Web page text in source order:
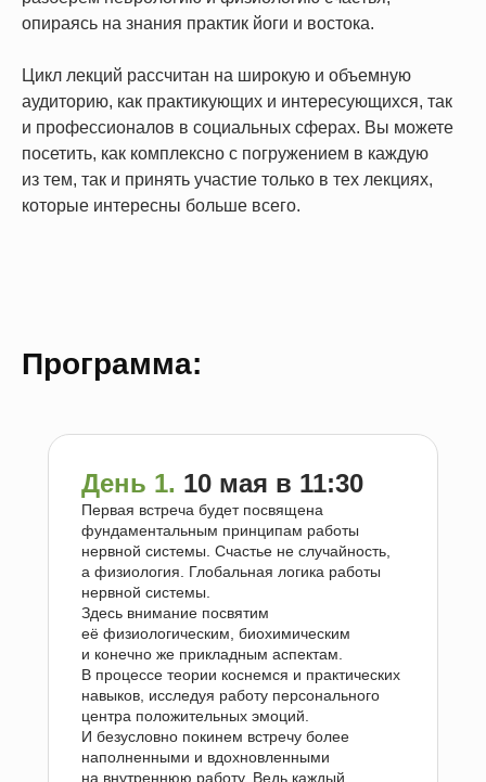
опираясь на знания практик йоги и востока.
Цикл лекций рассчитан на широкую и объемную
аудиторию, как практикующих и интересующихся, так
и профессионалов в социальных сферах. Вы можете
посетить, как комплексно с погружением в каждую
из тем, так и принять участие только в тех лекциях,
которые интересны больше всего.
Программа:
День 1. 10 мая в 11:30
Первая встреча будет посвящена
фундаментальным принципам работы
нервной системы. Счастье не случайность,
а физиология. Глобальная логика работы
нервной системы.
Здесь внимание посвятим
её физиологическим, биохимическим
и конечно же прикладным аспектам.
В процессе теории коснемся и практических
навыков, исследуя работу персонального
центра положительных эмоций.
И безусловно покинем встречу более
наполненными и вдохновленными
на внутреннюю работу. Ведь каждый